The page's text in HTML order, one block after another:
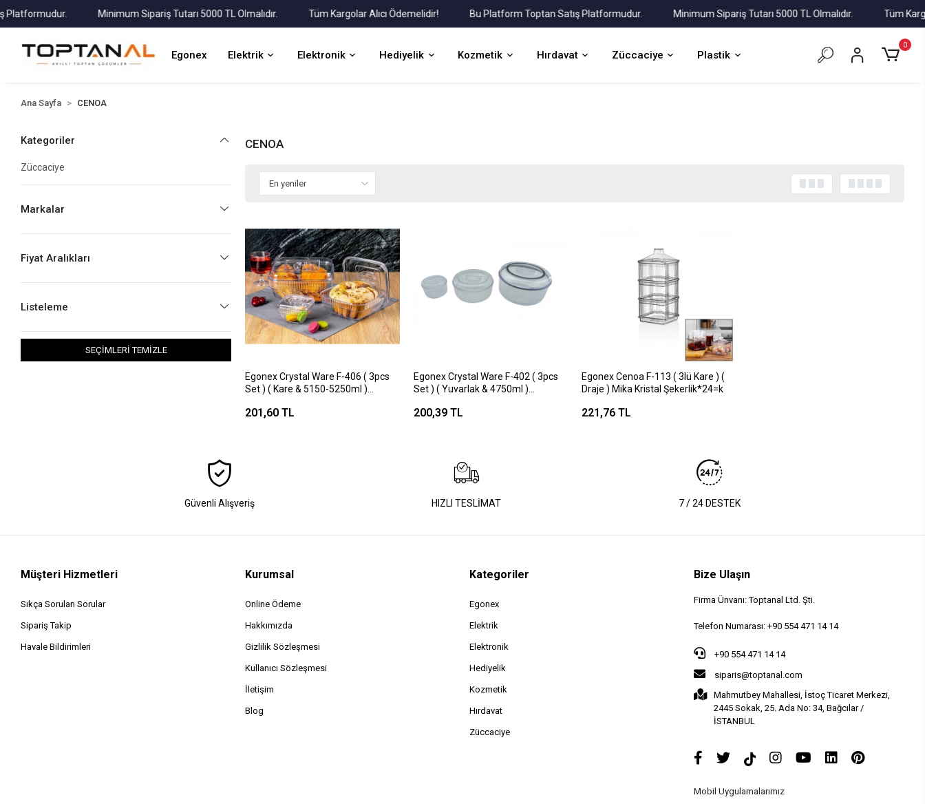
Minimum Sipariş Tutarı 5000 TL Olmalıdır. Tüm Kargolar Alıcı Ödemelidir! Bu Platform Toptan Satış Platformudur. Minimum Sipariş Tutarı 5000 TL Olmalıdır. Tüm Kargolar
Egonex Elektrik Elektronik Hediyelik Kozmetik Hırdavat Züccaciye Plastik
0
Ana Sayfa CENOA
Kategoriler
Züccaciye
Markalar
Fiyat Aralıkları
Listeleme
SEÇİMLERİ TEMİZLE
CENOA
Egonex Crystal Ware F-406 ( 3pcs
Set ) ( Kare & 5150-5250ml )
Plastik ) ( 350ml & 1400 & 3400ml
201,60 TL
Egonex Crystal Ware F-402 ( 3pcs
Set ) ( Yuvarlak & 4750ml )
Plastik ) ( 350ml & 1300 & 3100ml
200,39 TL
Egonex Cenoa F-113 ( 3lü Kare ) (
Draje ) Mika Kristal Şekerlik*24=k
221,76 TL
Güvenli Alışveriş HIZLI TESLİMAT 7 / 24 DESTEK
Müşteri Hizmetleri
Sıkça Sorulan Sorular
Sipariş Takip
Havale Bildirimleri
Kurumsal
Online Ödeme
Hakkımızda
Gizlilik Sözleşmesi
Kullanıcı Sözleşmesi
İletişim
Blog
Kategoriler
Egonex
Elektrik
Elektronik
Hediyelik
Kozmetik
Hırdavat
Züccaciye
Bize Ulaşın
Firma Ünvanı: Toptanal Ltd. Şti.
Telefon Numarası: +90 554 471 14 14
+90 554 471 14 14
siparis@toptanal.com
Mahmutbey Mahallesi, İstoç Ticaret Merkezi,
2445 Sokak, 25. Ada No: 34, Bağcılar /
İSTANBUL
Mobil Uygulamalarımız